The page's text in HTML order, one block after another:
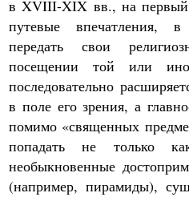
в XVIII-XIX вв., на
путевые впечатления, в
передать свои
посещении той или
последовательно
в поле его зрения, а
помимо «священных
попадать не только
необыкновенные
(например, пирамиды),